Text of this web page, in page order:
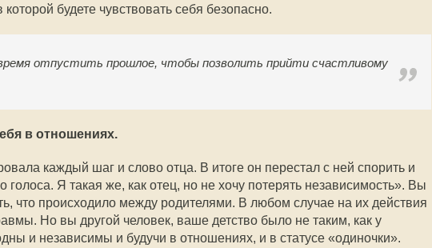
будете чувствовать себя безопасно.
отпустить прошлое, чтобы позволить прийти счастливому
в отношениях.
каждый шаг и слово отца. В итоге он перестал с ней спорить и
голоса. Я такая же, как отец, но не хочу потерять независимость». Вы
что происходило между родителями. В любом случае на их действия
Но вы другой человек, ваше детство было не таким, как у
и независимы и будучи в отношениях, и в статусе «одиночки».